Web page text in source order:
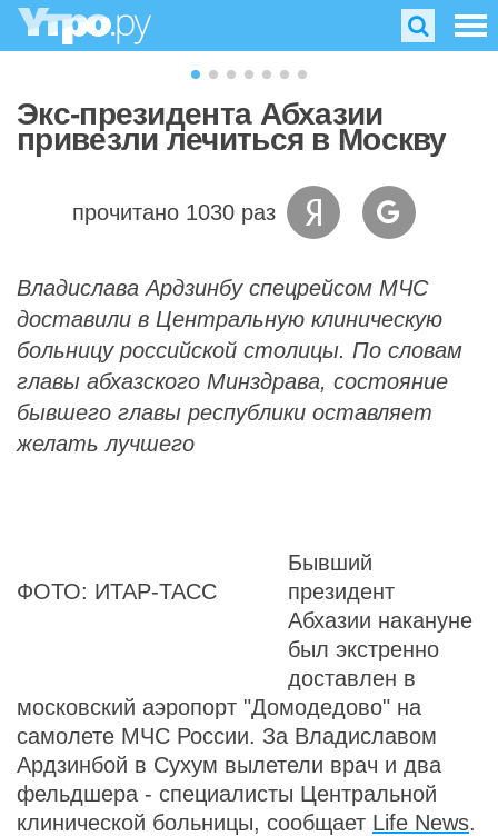
Экс-президента Абхазии
привезли лечиться в Москву
прочитано 1030 раз
Владислава Ардзинбу спецрейсом МЧС
доставили в Центральную клиническую
больницу российской столицы. По словам
главы абхазского Минздрава, состояние
бывшего главы республики оставляет
желать лучшего
ФОТО: ИТАР-ТАСС
Бывший
президент
Абхазии накануне
был экстренно
доставлен в
московский аэропорт "Домодедово" на
самолете МЧС России. За Владиславом
Ардзинбой в Сухум вылетели врач и два
фельдшера - специалисты Центральной
клинической больницы, сообщает Life News.